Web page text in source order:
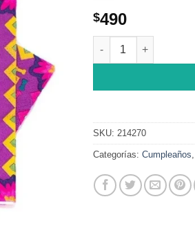
$490
Servilletas calacas
SKU: 214270
Categorías: Cumpleaños